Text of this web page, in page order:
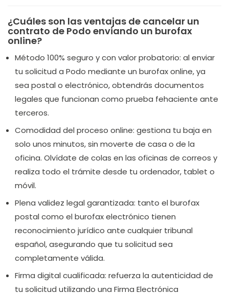
¿Cuáles son las ventajas de cancelar un
contrato de Podo enviando un burofax
online?
Método 100% seguro y con valor probatorio: al enviar
tu solicitud a Podo mediante un burofax online, ya
sea postal o electrónico, obtendrás documentos
legales que funcionan como prueba fehaciente ante
terceros.
Comodidad del proceso online: gestiona tu baja en
solo unos minutos, sin moverte de casa o de la
oficina. Olvídate de colas en las oficinas de correos y
realiza todo el trámite desde tu ordenador, tablet o
móvil.
Plena validez legal garantizada: tanto el burofax
postal como el burofax electrónico tienen
reconocimiento jurídico ante cualquier tribunal
español, asegurando que tu solicitud sea
completamente válida.
Firma digital cualificada: refuerza la autenticidad de
tu solicitud utilizando una Firma Electrónica